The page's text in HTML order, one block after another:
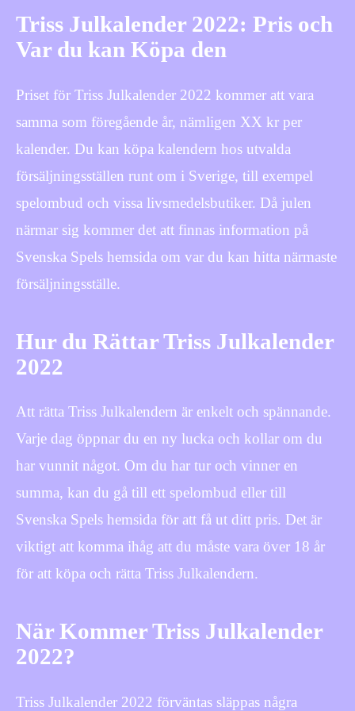
Triss Julkalender 2022: Pris och
Var du kan Köpa den
Priset för Triss Julkalender 2022 kommer att vara
samma som föregående år, nämligen XX kr per
kalender. Du kan köpa kalendern hos utvalda
försäljningsställen runt om i Sverige, till exempel
spelombud och vissa livsmedelsbutiker. Då julen
närmar sig kommer det att finnas information på
Svenska Spels hemsida om var du kan hitta närmaste
försäljningsställe.
Hur du Rättar Triss Julkalender
2022
Att rätta Triss Julkalendern är enkelt och spännande.
Varje dag öppnar du en ny lucka och kollar om du
har vunnit något. Om du har tur och vinner en
summa, kan du gå till ett spelombud eller till
Svenska Spels hemsida för att få ut ditt pris. Det är
viktigt att komma ihåg att du måste vara över 18 år
för att köpa och rätta Triss Julkalendern.
När Kommer Triss Julkalender
2022?
Triss Julkalender 2022 förväntas släppas några